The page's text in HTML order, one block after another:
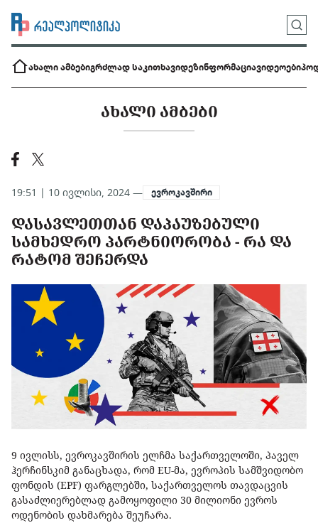
ახალი ამბებიგრძლად საკითხავიდეზინფორმაციავიდეოები
ᲐᲮᲐᲚᲘ ᲐᲛᲑᲔᲑᲘ
19:51 | 10 ივლისი, 2024 — ევროკავშირი
ᲓᲐᲡᲐᲕᲚᲔᲗᲗᲐᲜ ᲓᲐᲞᲐᲣᲖᲔᲑᲣᲚᲘ
ᲡᲐᲛᲮᲔᲓᲠᲝ ᲞᲐᲠᲢᲜᲘᲝᲠᲝᲑᲐ - ᲠᲐ ᲓᲐ
ᲠᲐᲢᲝᲛ ᲨᲔᲩᲔᲠᲓᲐ
9 ივლისს, ევროკავშირის ელჩმა საქართველოში, პაველ
ჰერჩინსკიმ განაცხადა, რომ EU-მა, ევროპის სამშვიდობო
ფონდის (EPF) ფარგლებში, საქართველოს თავდაცვის
გასაძლიერებლად გამოყოფილი 30 მილიონი ევროს
ოდენობის დახმარება შეუჩარა.